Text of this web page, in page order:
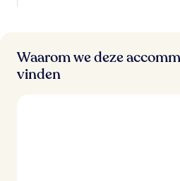
Waarom we deze
vinden